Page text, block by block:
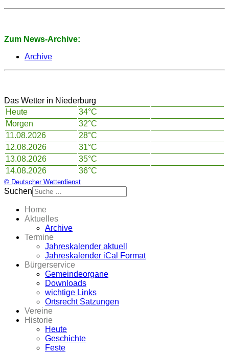
Zum News-Archive:
Archive
Das Wetter in Niederburg
Heute
34°C
Morgen
32°C
11.08.2026
28°C
12.08.2026
31°C
13.08.2026
35°C
14.08.2026
36°C
© Deutscher Wetterdienst
Suchen
Home
Aktuelles
Archive
Termine
Jahreskalender aktuell
Jahreskalender iCal Format
Bürgerservice
Gemeindeorgane
Downloads
wichtige Links
Ortsrecht Satzungen
Vereine
Historie
Heute
Geschichte
Feste